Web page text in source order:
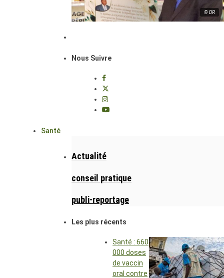
© DR
Nous Suivre
Santé
Actualité
conseil pratique
publi-reportage
Les plus récents
Santé : 660
000 doses
de vaccin
oral contre